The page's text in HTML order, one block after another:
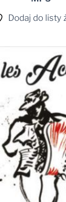
Dodaj do listy